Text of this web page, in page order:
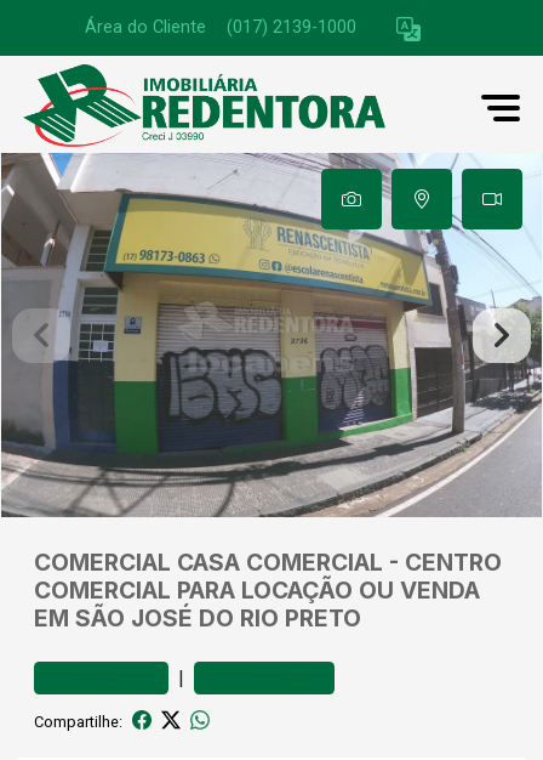
Área do Cliente (017) 2139-1000
COMERCIAL CASA COMERCIAL - CENTRO
COMERCIAL PARA LOCAÇÃO OU VENDA
EM SÃO JOSÉ DO RIO PRETO
|
Compartilhe: